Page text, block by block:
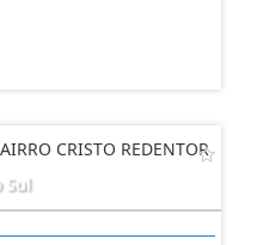
CRISTO REDENTOR
Sul